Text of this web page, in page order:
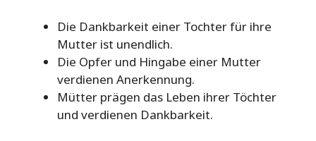
Die Dankbarkeit einer Tochter für ihre
Mutter ist unendlich.
Die Opfer und Hingabe einer Mutter
verdienen Anerkennung.
Mütter prägen das Leben ihrer Töchter
und verdienen Dankbarkeit.